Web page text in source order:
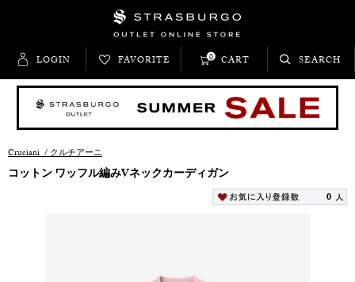
LOGIN FAVORITE CART
0 SEARCH
Cruciani/クルチアーニ
コットン ワッフル編みVネックカーディガン
0